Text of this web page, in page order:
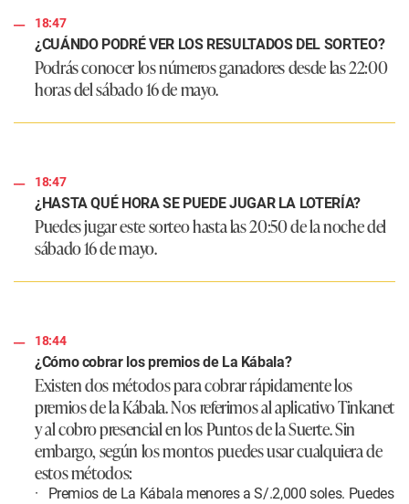
18:47
¿CUÁNDO PODRÉ VER LOS RESULTADOS DEL SORTEO?
Podrás conocer los números ganadores desde las 22:00
horas del sábado 16 de mayo.
18:47
¿HASTA QUÉ HORA SE PUEDE JUGAR LA LOTERÍA?
Puedes jugar este sorteo hasta las 20:50 de la noche del
sábado 16 de mayo.
18:44
¿Cómo cobrar los premios de La Kábala?
Existen dos métodos para cobrar rápidamente los
premios de la Kábala. Nos referimos al aplicativo Tinkanet
y al cobro presencial en los Puntos de la Suerte. Sin
embargo, según los montos puedes usar cualquiera de
estos métodos:
· Premios de La Kábala menores a S/.2,000 soles. Puedes